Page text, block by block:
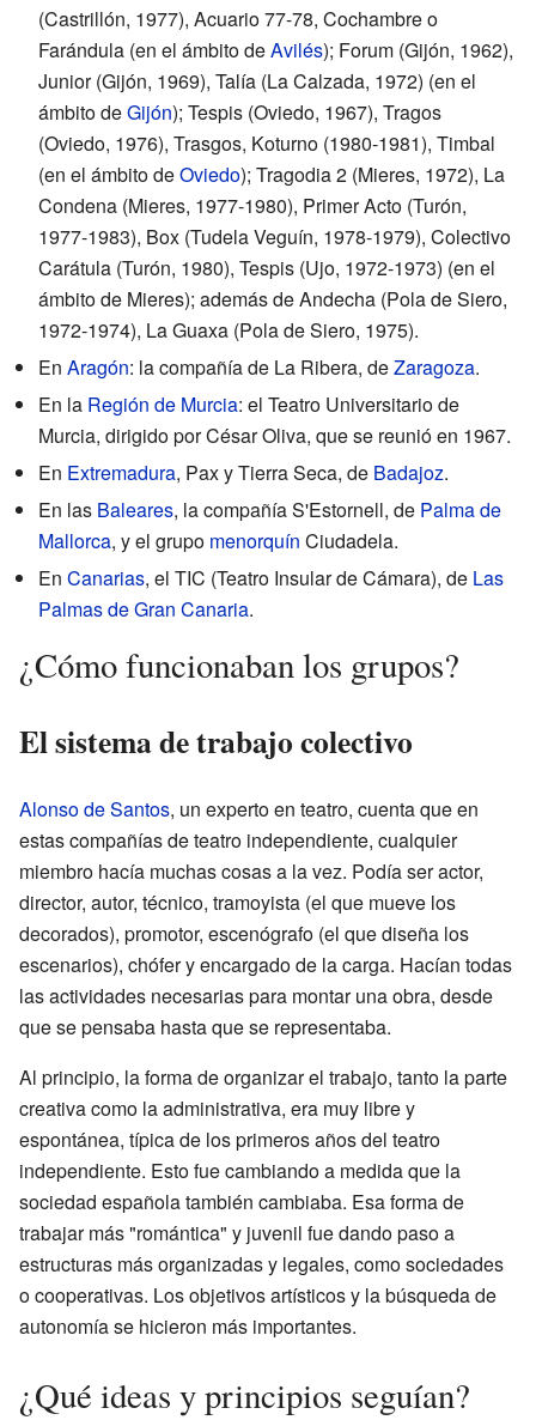
(Castrillón, 1977), Acuario 77-78, Cochambre o
Farándula (en el ámbito deAvilés); Forum (Gijón, 1962),
Junior (Gijón, 1969), Talía (La Calzada, 1972) (en el
ámbito deGijón); Tespis (Oviedo, 1967), Tragos
(Oviedo, 1976), Trasgos, Koturno (1980-1981), Timbal
(en el ámbito deOviedo); Tragodia 2 (Mieres, 1972), La
Condena (Mieres, 1977-1980), Primer Acto (Turón,
1977-1983), Box (Tudela Veguín, 1978-1979), Colectivo
Carátula (Turón, 1980), Tespis (Ujo, 1972-1973) (en el
ámbito de Mieres); además de Andecha (Pola de Siero,
1972-1974), La Guaxa (Pola de Siero, 1975).
En Aragón: la compañía de La Ribera, deZaragoza.
En la Región de Murcia: el Teatro Universitario de
Murcia, dirigido por César Oliva, que se reunió en 1967.
En Extremadura, Pax y Tierra Seca, de Badajoz.
En las Baleares, la compañía S'Estornell, de Palma de
Mallorca, y el grupo menorquín Ciudadela.
En Canarias, el TIC (Teatro Insular de Cámara), de Las
Palmas de Gran Canaria.
¿Cómo funcionaban los grupos?
El sistema de trabajo colectivo
Alonso de Santos, un experto en teatro, cuenta que en
estas compañías de teatro independiente, cualquier
miembro hacía muchas cosas a la vez. Podía ser actor,
director, autor, técnico, tramoyista (el que mueve los
decorados), promotor, escenógrafo (el que diseña los
escenarios), chófer y encargado de la carga. Hacían todas
las actividades necesarias para montar una obra, desde
que se pensaba hasta que se representaba.
Al principio, la forma de organizar el trabajo, tanto la parte
creativa como la administrativa, era muy libre y
espontánea, típica de los primeros años del teatro
independiente. Esto fue cambiando a medida que la
sociedad española también cambiaba. Esa forma de
trabajar más "romántica" y juvenil fue dando paso a
estructuras más organizadas y legales, como sociedades
o cooperativas. Los objetivos artísticos y la búsqueda de
autonomía se hicieron más importantes.
¿Qué ideas y principios seguían?